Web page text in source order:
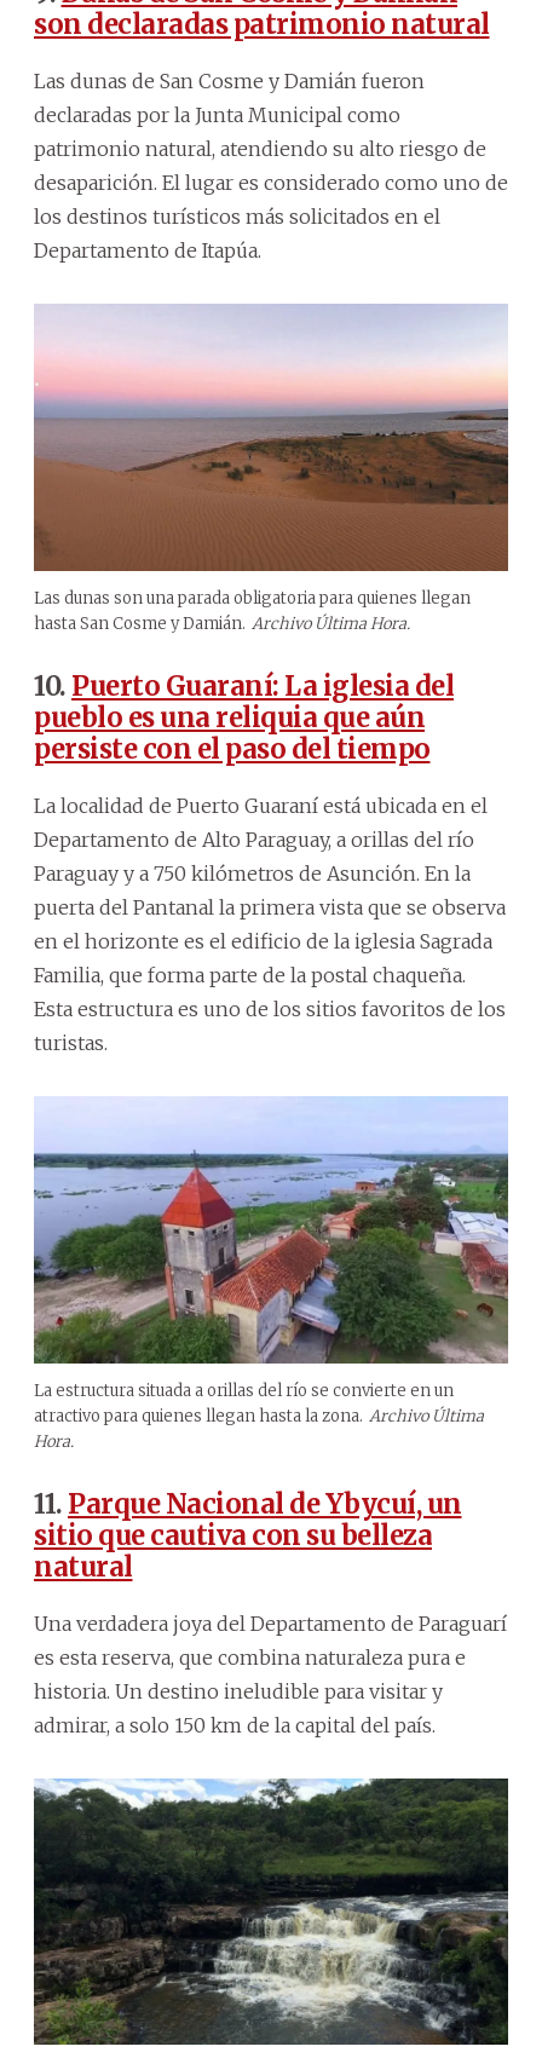
son declaradas patrimonio natural
Las dunas de San Cosme y Damián fueron
declaradas por la Junta Municipal como
patrimonio natural, atendiendo su alto riesgo de
desaparición. El lugar es considerado como uno de
los destinos turísticos más solicitados en el
Departamento de Itapúa.
Las dunas son una parada obligatoria para quienes llegan
hasta San Cosme y Damián. Archivo Última Hora.
10. Puerto Guaraní: La iglesia del
pueblo es una reliquia que aún
persiste con el paso del tiempo
La localidad de Puerto Guaraní está ubicada en el
Departamento de Alto Paraguay, a orillas del río
Paraguay y a 750 kilómetros de Asunción. En la
puerta del Pantanal la primera vista que se observa
en el horizonte es el edificio de la iglesia Sagrada
Familia, que forma parte de la postal chaqueña.
Esta estructura es uno de los sitios favoritos de los
turistas.
La estructura situada a orillas del río se convierte en un
atractivo para quienes llegan hasta la zona. Archivo Última
Hora.
11. Parque Nacional de Ybycuí, un
sitio que cautiva con su belleza
natural
Una verdadera joya del Departamento de Paraguarí
es esta reserva, que combina naturaleza pura e
historia. Un destino ineludible para visitar y
admirar, a solo 150 km de la capital del país.